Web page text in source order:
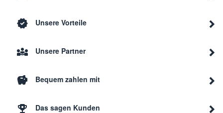
Unsere Vorteile
Unsere Partner
Bequem zahlen mit
Das sagen Kunden